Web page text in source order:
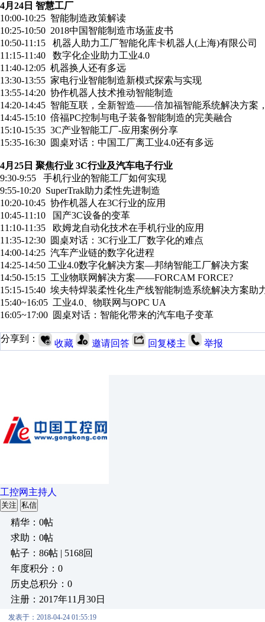
4月24日 智慧工厂
10:00-10:25 智能制造政策解读
10:25-10:50 2018中国智能制造市场蓝皮书
10:50-11:15 机器人助力工厂智能化库卡机器人(上海)有限公司
11:15-11:40 数字化企业助力工业4.0
11:40-12:05 机器换人还有多远
13:30-13:55 家电行业智能制造新模式探索与实现
13:55-14:20 协作机器人技术推动智能制造
14:20-14:45 智能互联，全新智造——倍加福智能系统解决方案
14:45-15:10 倍福PC控制与电子装备智能制造的完美融合
15:10-15:35 3C产业智能工厂-应用案例分享
15:35-16:30 圆桌对话：中国工厂离工业4.0还有多远
4月25日 聚焦行业 3C行业及汽车电子行业
9:30-9:55 手机行业的智能工厂如何实现
9:55-10:20 SuperTrak助力柔性先进制造
10:20-10:45 协作机器人在3C行业的应用
10:45-11:10 国产3C设备的变革
11:10-11:35 欧姆龙自动化技术在手机行业的应用
11:35-12:30 圆桌对话：3C行业工厂数字化的难点
14:00-14:25 汽车产业链的数字化进程
14:25-14:50 工业4.0数字化解决方案—邦纳智能工厂解决方案
14:50-15:15 工业物联网解决方案——FORCAM FORCE?
15:15-15:40 埃夫特焊装柔性化生产线智能制造系统解决方案助
15:40~16:05 工业4.0、物联网与OPC UA
16:05~17:00 圆桌对话：智能化带来的汽车电子变革
分享到： 收藏 邀请回答 回复楼主 举报
工控网主持人
关注 私信
精华：0帖
求助：0帖
帖子：86帖 | 5168回
年度积分：0
历史总积分：0
注册：2017年11月30日
发表于：2018-04-24 01:55:19